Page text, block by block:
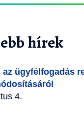
hírek
az ügyfélfogadás
4.